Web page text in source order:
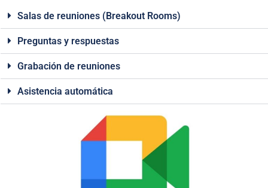
Salas de reuniones (Breakout Rooms)
Preguntas y respuestas
Grabación de reuniones
Asistencia automática